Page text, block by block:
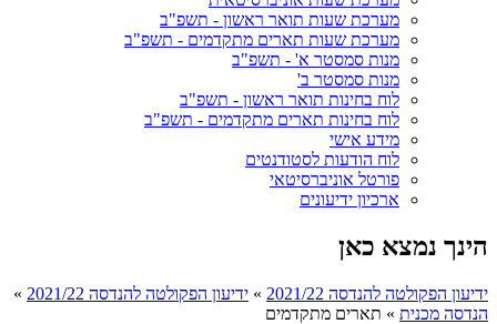
מערכת שעות תואר ראשון - תשפ"ב
מערכת שעות תארים מתקדמים - תשפ"ב
מנות סמסטר א' - תשפ"ב
מנות סמסטר ב'
לוח בחינות תואר ראשון - תשפ"ב
לוח בחינות תארים מתקדמים - תשפ"ב
מידע אישי
לוח הודעות לסטודנטים
פורטל אוניברסיטאי
ארכיון ידיעונים
הינך נמצא כאן
ידיעון הפקולטה להנדסה 2021/22 » ידיעון הפקולטה להנדסה 2021/22
»
הנדסה מכנית » תארים מתקדמים